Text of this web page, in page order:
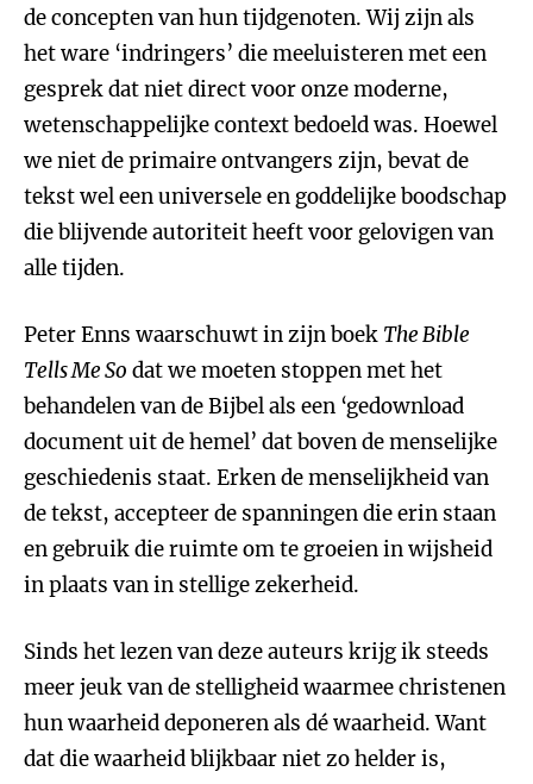
de concepten van hun tijdgenoten. Wij zijn als
het ware ‘indringers’ die meeluisteren met een
gesprek dat niet direct voor onze moderne,
wetenschappelijke context bedoeld was. Hoewel
we niet de primaire ontvangers zijn, bevat de
tekst wel een universele en goddelijke boodschap
die blijvende autoriteit heeft voor gelovigen van
alle tijden.
Peter Enns waarschuwt in zijn boek The Bible
Tells Me So dat we moeten stoppen met het
behandelen van de Bijbel als een ‘gedownload
document uit de hemel’ dat boven de menselijke
geschiedenis staat. Erken de menselijkheid van
de tekst, accepteer de spanningen die erin staan
en gebruik die ruimte om te groeien in wijsheid
in plaats van in stellige zekerheid.
Sinds het lezen van deze auteurs krijg ik steeds
meer jeuk van de stelligheid waarmee christenen
hun waarheid deponeren als dé waarheid. Want
dat die waarheid blijkbaar niet zo helder is,